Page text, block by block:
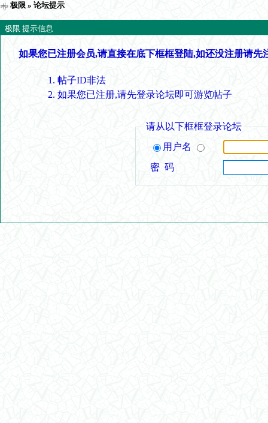
极限 » 论坛提示
极限 提示信息
如果您已注册会员,请直接在底下框框登陆,如还没注册请先
帖子ID非法
如果您已注册,请先登录论坛即可游览帖子
请从以下框框登录论坛
用户名
密 码